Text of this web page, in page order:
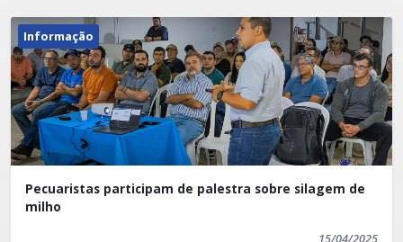
Informação
Pecuaristas participam de palestra sobre silagem de
milho